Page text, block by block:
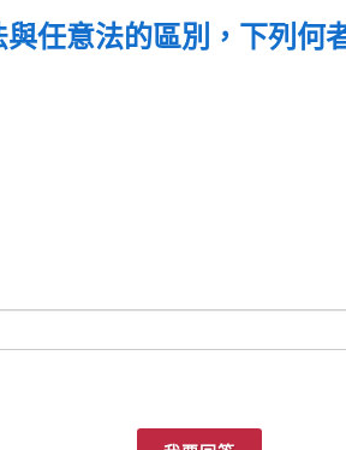
任意法的區別，下列何